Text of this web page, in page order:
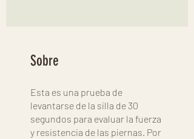
Sobre
Esta es una prueba de
levantarse de la silla de 30
segundos para evaluar la fuerza
y resistencia de las piernas. Por